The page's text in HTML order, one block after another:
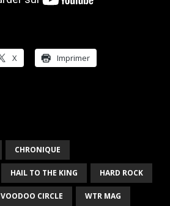
X Imprimer
CHRONIQUE
HAIL TO THE KING HARD ROCK
VOODOO CIRCLE WTR MAG